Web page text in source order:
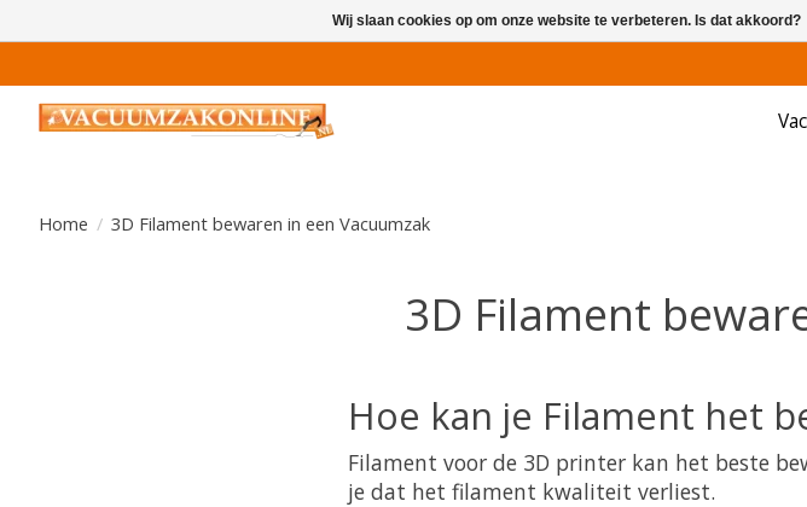
Home / 3D Filament bewaren in een Vacuumzak
3D Filament
Hoe kan je Filament het
Filament voor de 3D printer kan het beste
je dat het filament kwaliteit verliest.
Wij slaan cookies op om onze website te verbeteren. Is dat akkoord?